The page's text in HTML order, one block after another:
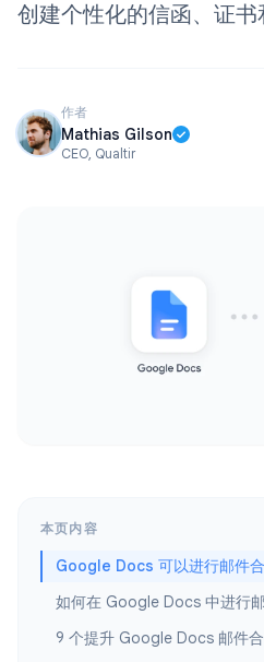
创建个性化的信函、证书
作者
Mathias Gilson
CEO, Qualtir
本页内容
Google Docs 可以进行邮件
如何在 Google Docs 中进行
9 个提升 Google Docs 邮件